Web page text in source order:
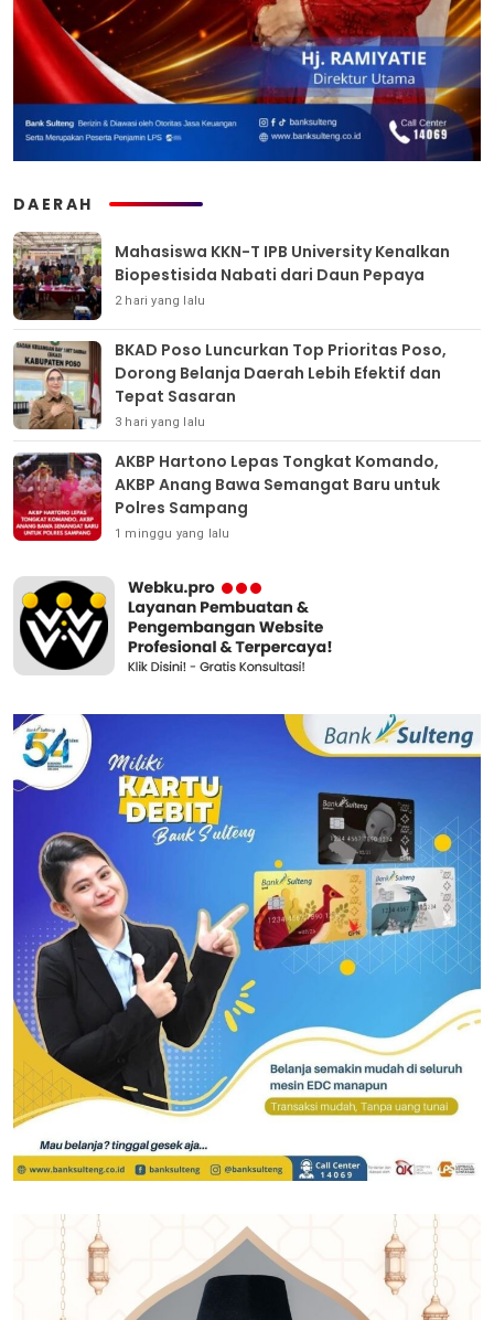
DAERAH
Mahasiswa KKN-T IPB University Kenalkan
Biopestisida Nabati dari Daun Pepaya
2 hari yang lalu
BKAD Poso Luncurkan Top Prioritas Poso,
Dorong Belanja Daerah Lebih Efektif dan
Tepat Sasaran
3 hari yang lalu
AKBP Hartono Lepas Tongkat Komando,
AKBP Anang Bawa Semangat Baru untuk
Polres Sampang
1 minggu yang lalu